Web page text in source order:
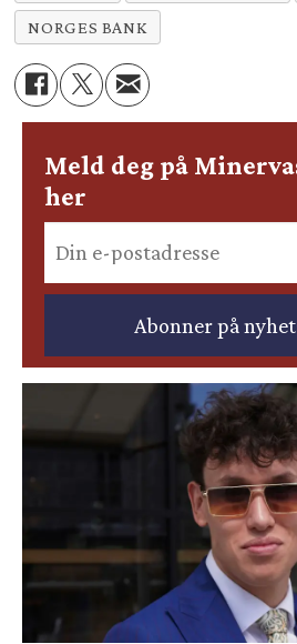
NORGES BANK
Meld deg på
her